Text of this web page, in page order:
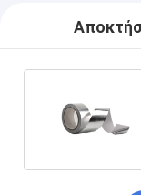
Ανθεκτική
Κολλητική
Κολλητική